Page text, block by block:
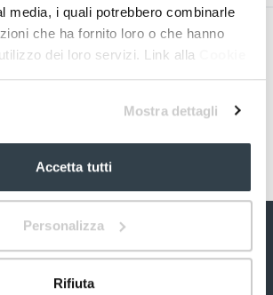
media, i quali potrebbero combinarle
che ha fornito loro o che hanno
dei loro servizi. Link alla
Mostra dettagli
Accetta tutti
Personalizza
Rifiuta